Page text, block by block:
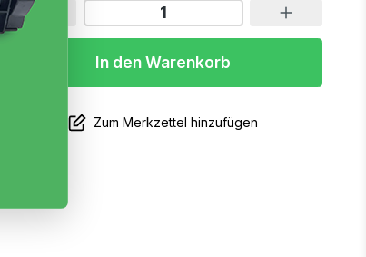
In den Warenkorb
Zum Merkzettel hinzufügen